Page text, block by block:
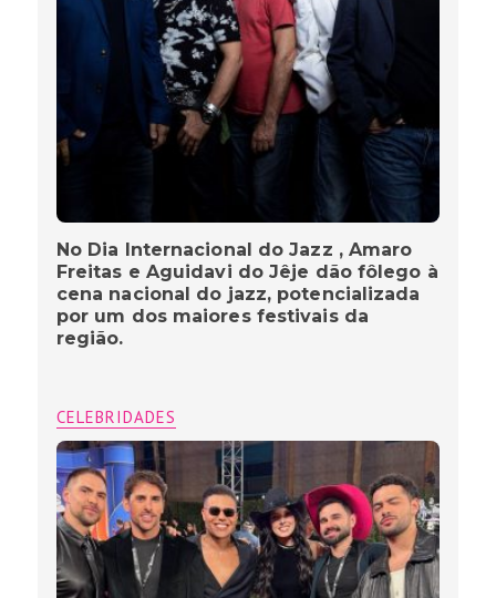
No Dia Internacional do Jazz , Amaro
Freitas e Aguidavi do Jêje dão fôlego à
cena nacional do jazz, potencializada
por um dos maiores festivais da
região.
CELEBRIDADES